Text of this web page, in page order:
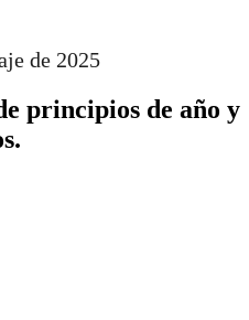
de 2025
principios de año y